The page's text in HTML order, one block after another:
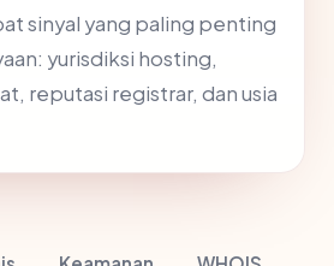
sinyal yang paling penting
yurisdiksi hosting,
reputasi registrar, dan usia